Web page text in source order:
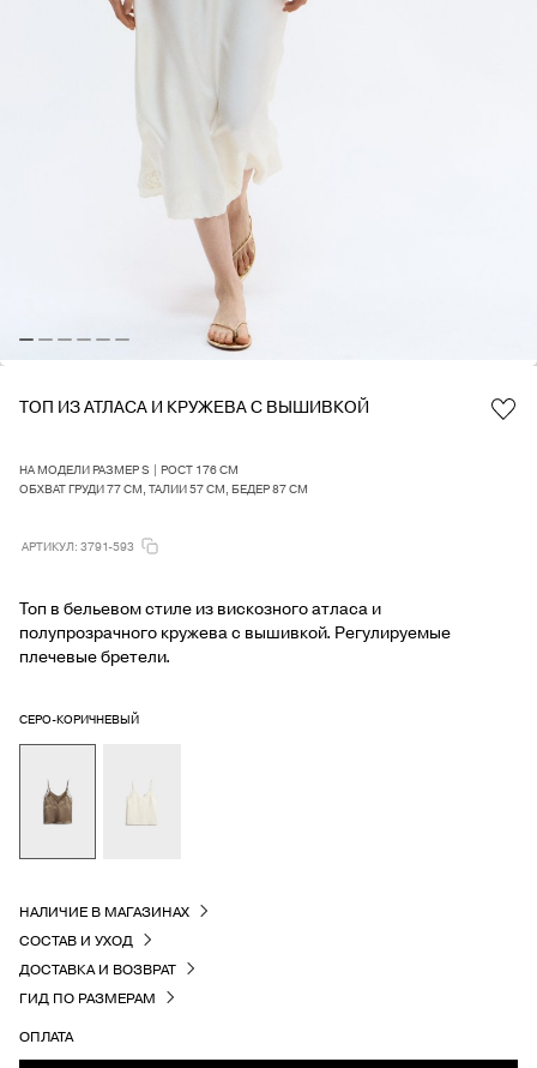
ТОП ИЗ АТЛАСА И КРУЖЕВА С ВЫШИВКОЙ
НА МОДЕЛИ РАЗМЕР S | РОСТ 176 СМ
ОБХВАТ ГРУДИ 77 СМ, ТАЛИИ 57 СМ, БЕДЕР 87 СМ
АРТИКУЛ: 3791-593
Топ в бельевом стиле из вискозного атласа и
полупрозрачного кружева с вышивкой. Регулируемые
плечевые бретели.
СЕРО-КОРИЧНЕВЫЙ
НАЛИЧИЕ В МАГАЗИНАХ
СОСТАВ И УХОД
ДОСТАВКА И ВОЗВРАТ
ГИД ПО РАЗМЕРАМ
ОПЛАТА